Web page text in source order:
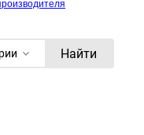
Найти